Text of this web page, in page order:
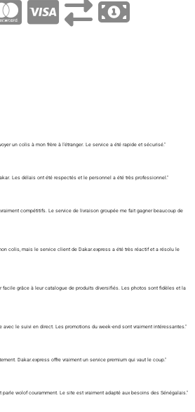
un colis à mon frère à l'étranger. Le service a été rapide et sécurisé."
Les délais ont été respectés et le personnel a été très professionnel."
compétitifs. Le service de livraison groupée me fait gagner beaucoup de
colis, mais le service client de Dakar.express a été très réactif et a résolu le
facile grâce à leur catalogue de produits diversifiés. Les photos sont fidèles et la
le suivi en direct. Les promotions du week-end sont vraiment intéressantes."
Dakar.express offre vraiment un service premium qui vaut le coup."
wolof couramment. Le site est vraiment adapté aux besoins des Sénégalais."